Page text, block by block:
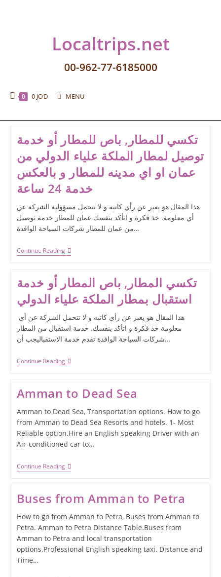
Localtrips.net
00-962-77-6185000
0 0 JOD MENU
تكسي للمطار, باص للمطار أو خدمة
توصيل لمطار الملكة علياء الدولي من
عمان او اي مدينه للمطار و بالعكس
خدمة 24 ساعة
هذا المقال هو يعبر عن رأي كاتبه و لا تتحمل مسؤولية الشركة عن
أي معلومة. خذ فكرة و اتأكد بنفسك عمان للمطار خدمة توصيل
من عمان للمطار شركات السياحة الوافدة…
Continue Reading
تكسي المطار, باص المطار أو خدمة
استقبال بمطار الملكة علياء الدولي
هذا المقال هو يعبر عن رأي كاتبه و لا تتحمل الشركة عن أي
معلومة خذ فكرة و اتأكد بنفسك. خدمة استقبال من المطار
شركات السياحة الوافدة تقدم خدمة الاستقباليجب أن…
Continue Reading
Amman to Dead Sea
Amman to Dead Sea, Transportation options. How to go
from Amman to Dead Sea Resorts and hotels. 1- Most
Reliable option.Hire an English speaking Driver with an
Air-conditioned car to…
Continue Reading
Buses from Amman to Petra
How to go from Amman to Petra, Buses from Amman to
Petra. Amman to Petra Distance Table.Buses from
Amman to Petra and local transportation
options.Professional English speaking taxi. Distance and
Time…